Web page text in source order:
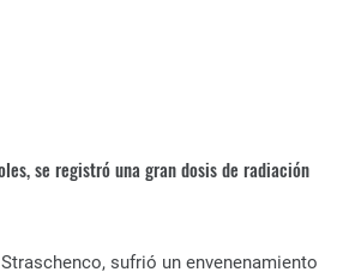
se registró una gran dosis de radiación
sufrió un envenenamiento